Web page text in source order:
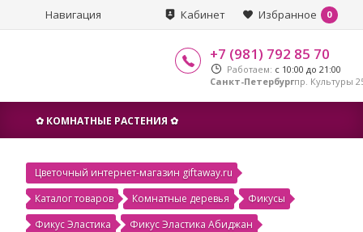
Навигация Избранное 0
Кабинет
+7 (981) 792 85 70
Работаем: с 10:00 до 21:00
Санкт-Петербургпр. Культуры
✿ КОМНАТНЫЕ РАСТЕНИЯ ✿
Цветочный интернет-магазин giftaway.ru
Каталог товаров
Комнатные деревья
Фикусы
Фикус Эластика
Фикус Эластика Абиджан